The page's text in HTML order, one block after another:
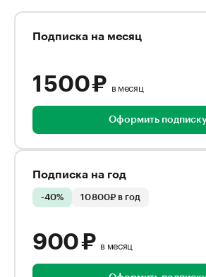
Подписка на месяц
1 500 ₽ в месяц
Оформить
Подписка на год
-40% 10 800₽ в год
900 ₽ в месяц